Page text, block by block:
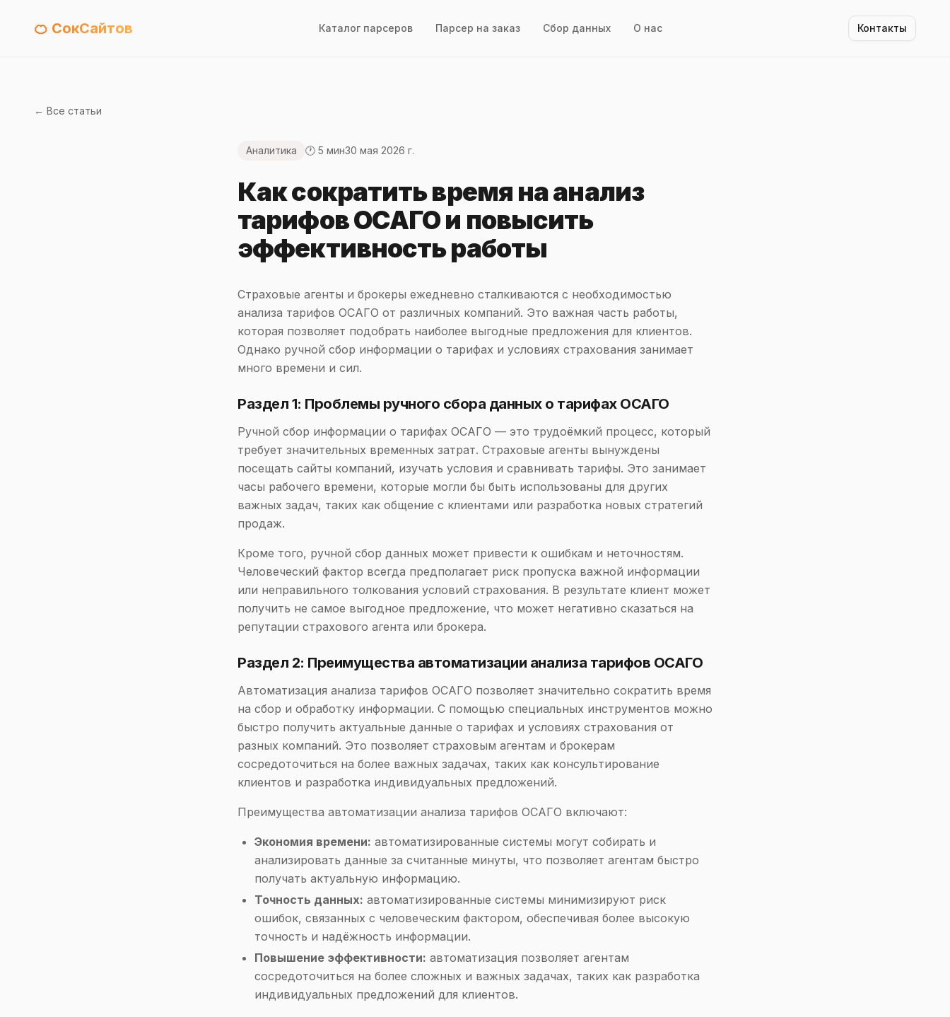
🍊 СокСайтов Каталог парсеров Парсер на заказ Сбор данных О нас Контакты
← Все статьи
Аналитика 🕐 5 мин30 мая 2026 г.
Как сократить время на анализ
тарифов ОСАГО и повысить
эффективность работы
Страховые агенты и брокеры ежедневно сталкиваются с необходимостью
анализа тарифов ОСАГО от различных компаний. Это важная часть работы,
которая позволяет подобрать наиболее выгодные предложения для клиентов.
Однако ручной сбор информации о тарифах и условиях страхования занимает
много времени и сил.
Раздел 1: Проблемы ручного сбора данных о тарифах ОСАГО
Ручной сбор информации о тарифах ОСАГО — это трудоёмкий процесс, который
требует значительных временных затрат. Страховые агенты вынуждены
посещать сайты компаний, изучать условия и сравнивать тарифы. Это занимает
часы рабочего времени, которые могли бы быть использованы для других
важных задач, таких как общение с клиентами или разработка новых стратегий
продаж.
Кроме того, ручной сбор данных может привести к ошибкам и неточностям.
Человеческий фактор всегда предполагает риск пропуска важной информации
или неправильного толкования условий страхования. В результате клиент может
получить не самое выгодное предложение, что может негативно сказаться на
репутации страхового агента или брокера.
Раздел 2: Преимущества автоматизации анализа тарифов ОСАГО
Автоматизация анализа тарифов ОСАГО позволяет значительно сократить время
на сбор и обработку информации. С помощью специальных инструментов можно
быстро получить актуальные данные о тарифах и условиях страхования от
разных компаний. Это позволяет страховым агентам и брокерам
сосредоточиться на более важных задачах, таких как консультирование
клиентов и разработка индивидуальных предложений.
Преимущества автоматизации анализа тарифов ОСАГО включают:
Экономия времени: автоматизированные системы могут собирать и
анализировать данные за считанные минуты, что позволяет агентам быстро
получать актуальную информацию.
Точность данных: автоматизированные системы минимизируют риск
ошибок, связанных с человеческим фактором, обеспечивая более высокую
точность и надёжность информации.
Повышение эффективности: автоматизация позволяет агентам
сосредоточиться на более сложных и важных задачах, таких как разработка
индивидуальных предложений для клиентов.